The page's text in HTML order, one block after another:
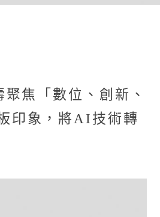
焦「數位、創新、
印象，將AI技術轉